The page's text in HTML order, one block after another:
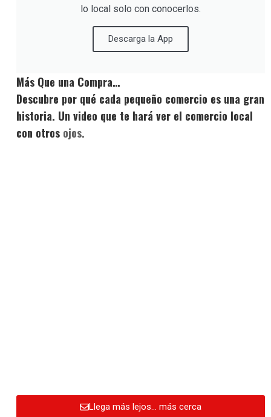
lo local solo con conocerlos.
Descarga la App
Más Que una Compra…
Descubre por qué cada pequeño comercio es una gran
historia. Un video que te hará ver el comercio local
con otros ojos.
Llega más lejos… más cerca